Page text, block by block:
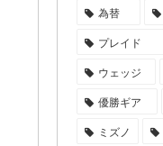
為替
プレイド
ウェッジ
優勝ギア
ミズノ